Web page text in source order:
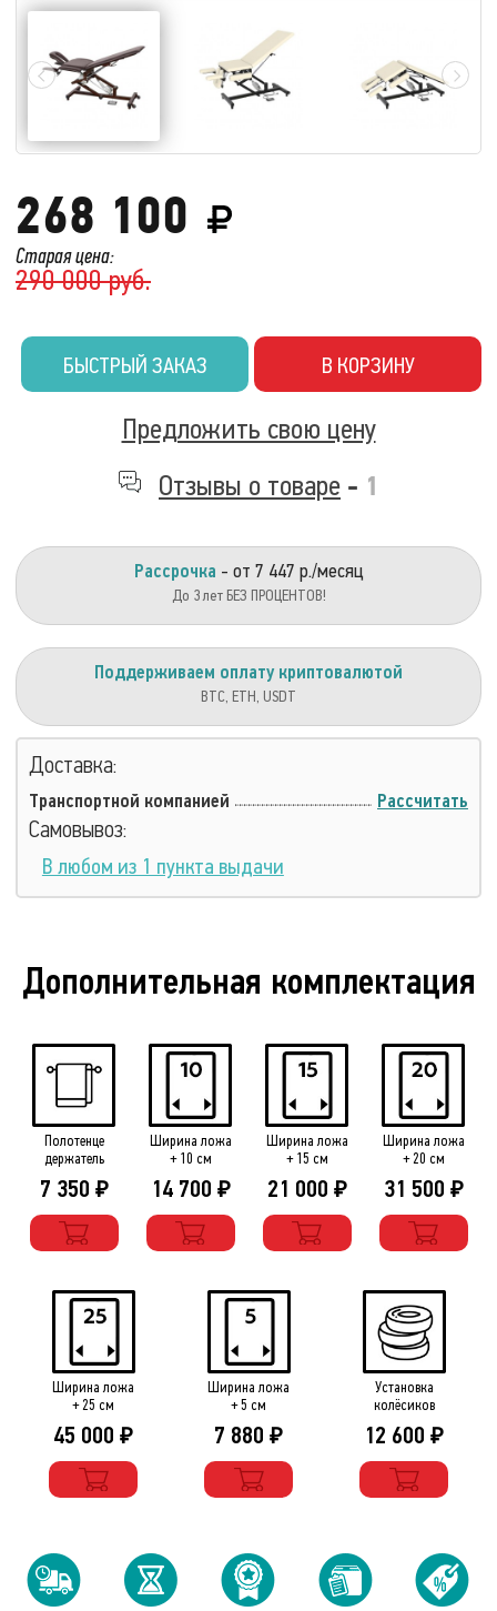
Старая цена:
290 000 руб.
268 100
БЫСТРЫЙ ЗАКАЗ В КОРЗИНУ
Предложить свою цену
Отзывы о товаре - 1
Рассрочка - от 7 447 р./месяц
До 3 лет БЕЗ ПРОЦЕНТОВ!
Поддерживаем оплату криптовалютой
BTC, ETH, USDT
Доставка:
Транспортной компанией Рассчитать
Самовывоз:
В любом из 1 пункта выдачи
Дополнительная комплектация
Полотенце
держатель
7 350 ₽
Ширина ложа
+ 10 см
14 700 ₽
Ширина ложа
+ 15 см
21 000 ₽
Ширина ложа
+ 20 см
31 500 ₽
Ширина ложа
+ 25 см
45 000 ₽
Ширина ложа
+ 5 см
7 880 ₽
Установка
колёсиков
12 600 ₽